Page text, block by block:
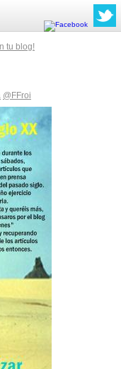
tu blog!
@FFroi